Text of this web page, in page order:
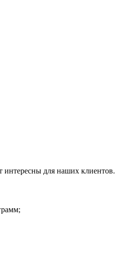
интересны для наших клиентов.